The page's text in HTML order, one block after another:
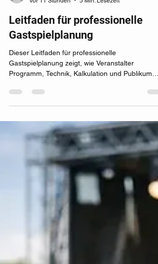
sitter6
vor 11 Stunden
5 Min. Lesezeit
Leitfaden für professionelle
Gastspielplanung
Dieser Leitfaden für professionelle
Programm, Technik, Kalkulation und Publikum
sicher und klar zusammenbringen.